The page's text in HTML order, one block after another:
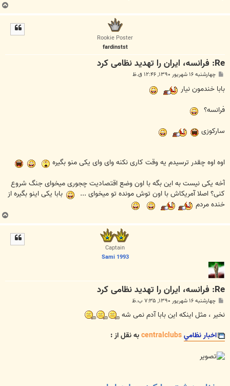
ب
ا
Rookie Poster
fardinstst
Re: فرانسه، ایران را تهدید نظامی کرد
پ
ت
چهارشنبه ۱۶ شهریور ۱۳۹۰, ۱۲:۴۶ ق.ظ
بابا خندمون نیار
فرانسه؟
سارکوزی
اوه اوه چقدر ترسیدم یه وقت کاری نکنه وای وای یکی منو بگیره
آخه یکی نیست به این بگه با اون وضع اقتصادیت چجوری میخوای جنگ شروع
کنی؟ اصلا آمریکاش با اون توش مونده تو میخوای ...
بابا یکی اینو بگیره از
خنده مردم
ب
ا
Captain
Sami 1993
Re: فرانسه، ایران را تهدید نظامی کرد
پ
ت
چهارشنبه ۱۶ شهریور ۱۳۹۰, ۷:۳۵ ب.ظ
نخیر ، مثل اینکه این بابا آدم نمی شه
اخبار نظامي centralclubsبه نقل از :